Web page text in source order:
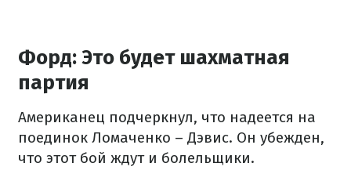
Форд: Это будет шахматная
партия
Американец подчеркнул, что надеется на
поединок Ломаченко – Дэвис. Он убежден,
что этот бой ждут и болельщики.